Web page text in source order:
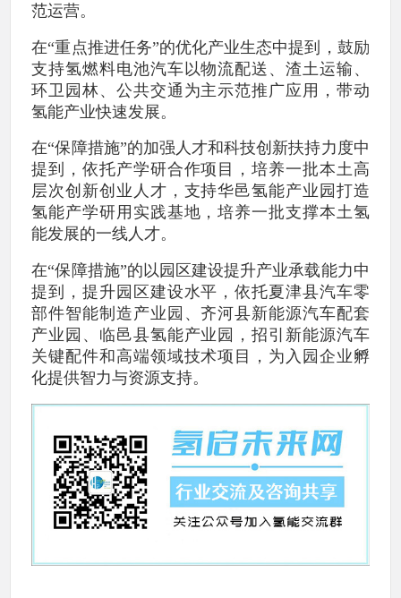
范运营。
在“重点推进任务”的优化产业生态中提到，鼓励
支持氢燃料电池汽车以物流配送、渣土运输、
环卫园林、公共交通为主示范推广应用，带动
氢能产业快速发展。
在“保障措施”的加强人才和科技创新扶持力度中
提到，依托产学研合作项目，培养一批本土高
层次创新创业人才，支持华邑氢能产业园打造
氢能产学研用实践基地，培养一批支撑本土氢
能发展的一线人才。
在“保障措施”的以园区建设提升产业承载能力中
提到，提升园区建设水平，依托夏津县汽车零
部件智能制造产业园、齐河县新能源汽车配套
产业园、临邑县氢能产业园，招引新能源汽车
关键配件和高端领域技术项目，为入园企业孵
化提供智力与资源支持。